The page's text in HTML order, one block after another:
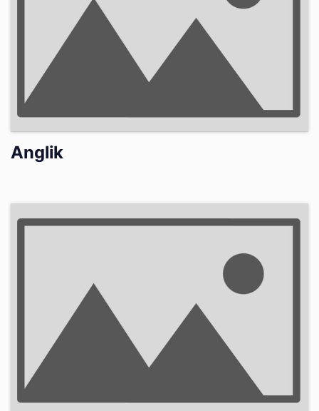
Anglik